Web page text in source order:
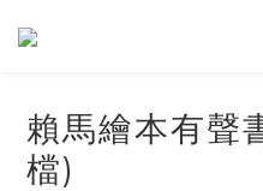
賴馬繪本有聲
檔)